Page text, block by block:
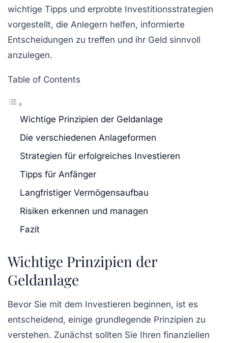
wichtige Tipps und erprobte Investitionsstrategien
vorgestellt, die Anlegern helfen, informierte
Entscheidungen zu treffen und ihr Geld sinnvoll
anzulegen.
Table of Contents
Wichtige Prinzipien der Geldanlage
Die verschiedenen Anlageformen
Strategien für erfolgreiches Investieren
Tipps für Anfänger
Langfristiger Vermögensaufbau
Risiken erkennen und managen
Fazit
Wichtige Prinzipien der
Geldanlage
Bevor Sie mit dem Investieren beginnen, ist es
entscheidend, einige grundlegende Prinzipien zu
verstehen. Zunächst sollten Sie Ihren finanziellen